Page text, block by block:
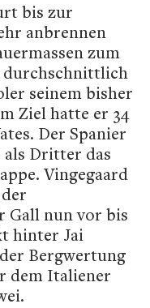
bis zur
anbrennen
zum
durchschnittlich
seinem bisher
Ziel hatte er 34
Der Spanier
Dritter das
Vingegaard
Gall nun vor bis
hinter Jai
Bergwertung
dem Italiener